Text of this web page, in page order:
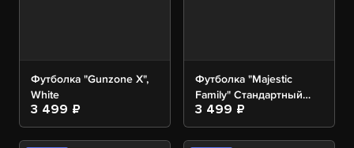
Футболка "Gunzone X",
White
3 499 ₽
Футболка "Majestic
Family" Стандартный
крой, Black
3 499 ₽